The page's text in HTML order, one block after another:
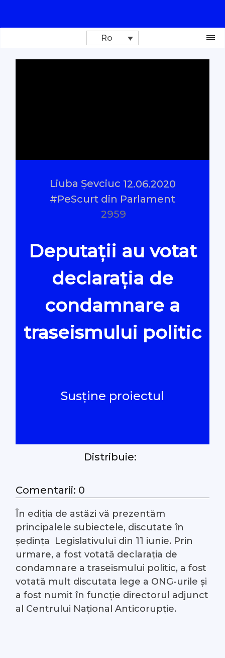
Documentare
Interviu cu sens
Oamenii Legii
#PeScurt din Parlament
Despre noi
Contacte
Ro
Liuba Șevciuc 12.06.2020
#PeScurt din Parlament
2959
Deputații au votat
declarația de
condamnare a
traseismului politic
Susține proiectul
Distribuie:
Comentarii: 0
În ediția de astăzi vă prezentăm
principalele subiectele, discutate în
ședința Legislativului din 11 iunie. Prin
urmare, a fost votată declarația de
condamnare a traseismului politic, a fost
votată mult discutata lege a ONG-urile și
a fost numit în funcție directorul adjunct
al Centrului Național Anticorupție.